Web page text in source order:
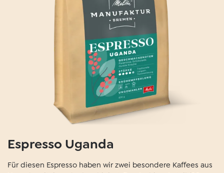
Espresso Uganda
Für diesen Espresso haben wir zwei besondere Kaffees aus